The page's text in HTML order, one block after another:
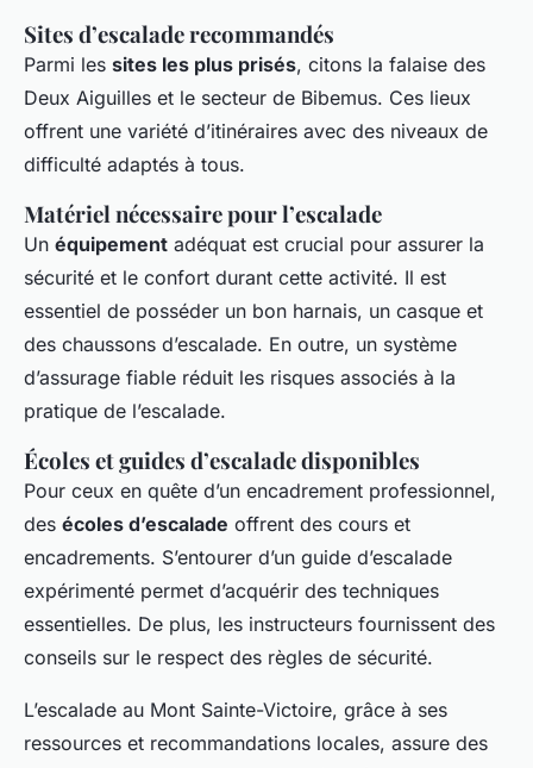
Sites d’escalade recommandés
Parmi les sites les plus prisés, citons la falaise des
Deux Aiguilles et le secteur de Bibemus. Ces lieux
offrent une variété d’itinéraires avec des niveaux de
difficulté adaptés à tous.
Matériel nécessaire pour l’escalade
Un équipement adéquat est crucial pour assurer la
sécurité et le confort durant cette activité. Il est
essentiel de posséder un bon harnais, un casque et
des chaussons d’escalade. En outre, un système
d’assurage fiable réduit les risques associés à la
pratique de l’escalade.
Écoles et guides d’escalade disponibles
Pour ceux en quête d’un encadrement professionnel,
des écoles d’escalade offrent des cours et
encadrements. S’entourer d’un guide d’escalade
expérimenté permet d’acquérir des techniques
essentielles. De plus, les instructeurs fournissent des
conseils sur le respect des règles de sécurité.
L’escalade au Mont Sainte-Victoire, grâce à ses
ressources et recommandations locales, assure des